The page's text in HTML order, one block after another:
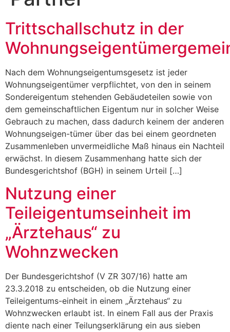
Trittschallschutz in der
Nach dem Wohnungseigentumsgesetz ist jeder
Wohnungseigentümer verpflichtet, von den in seinem
Sondereigentum stehenden Gebäudeteilen sowie von
dem gemeinschaftlichen Eigentum nur in solcher Weise
Gebrauch zu machen, dass dadurch keinem der anderen
Wohnungseigen-tümer über das bei einem geordneten
Zusammenleben unvermeidliche Maß hinaus ein Nachteil
erwächst. In diesem Zusammenhang hatte sich der
Bundesgerichtshof (BGH) in seinem Urteil […]
Nutzung einer
Teileigentumseinheit im
„Ärztehaus“ zu
Wohnzwecken
Der Bundesgerichtshof (V ZR 307/16) hatte am
23.3.2018 zu entscheiden, ob die Nutzung einer
Teileigentums-einheit in einem „Ärztehaus“ zu
Wohnzwecken erlaubt ist. In einem Fall aus der Praxis
diente nach einer Teilungserklärung ein aus sieben